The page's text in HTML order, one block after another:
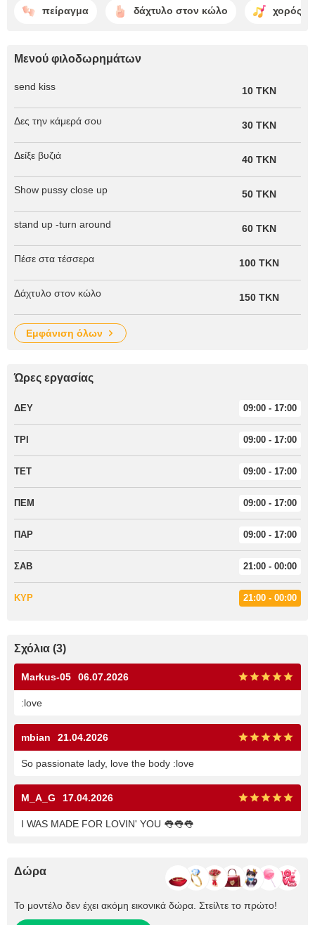
πείραγμα δάχτυλο στον κώλο χορός
Μενού φιλοδωρημάτων
send kiss 10 TKN
Δες την κάμερά σου 30 TKN
Δείξε βυζιά 40 TKN
Show pussy close up 50 TKN
stand up -turn around 60 TKN
Πέσε στα τέσσερα 100 TKN
Δάχτυλο στον κώλο 150 TKN
εμφάνιση όλων
Ώρες εργασίας
ΔΕΥ 09:00 - 17:00
ΤΡΙ 09:00 - 17:00
ΤΕΤ 09:00 - 17:00
ΠΕΜ 09:00 - 17:00
ΠΑΡ 09:00 - 17:00
ΣΑΒ 21:00 - 00:00
ΚΥΡ 21:00 - 00:00
Σχόλια (3)
Markus-05 06.07.2026
:love
mbian 21.04.2026
So passionate lady, love the body :love
M_A_G 17.04.2026
I WAS MADE FOR LOVIN' YOU 👅👅👅
Δώρα
Το μοντέλο δεν έχει ακόμη εικονικά δώρα. Στείλτε το πρώτο!